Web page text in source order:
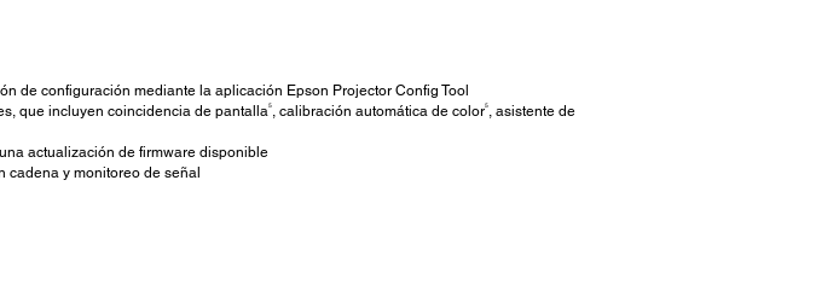
de configuración mediante la aplicación Epson Projector Config Tool
que incluyen coincidencia de pantalla5, calibración automática de color5, asistente de
actualización de firmware disponible
y monitoreo de señal